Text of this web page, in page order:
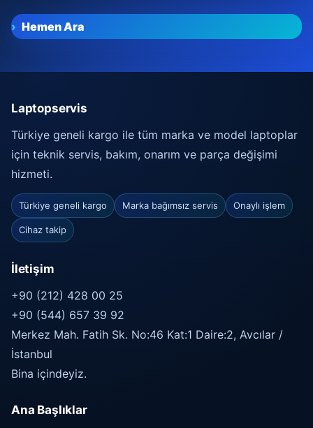
Hemen Ara
Laptopservis
Türkiye geneli kargo ile tüm marka ve model laptoplar
için teknik servis, bakım, onarım ve parça değişimi
hizmeti.
Türkiye geneli kargo Marka bağımsız servis Onaylı işlem
Cihaz takip
İletişim
+90 (212) 428 00 25
+90 (544) 657 39 92
Merkez Mah. Fatih Sk. No:46 Kat:1 Daire:2, Avcılar /
İstanbul
Bina içindeyiz.
Ana Başlıklar